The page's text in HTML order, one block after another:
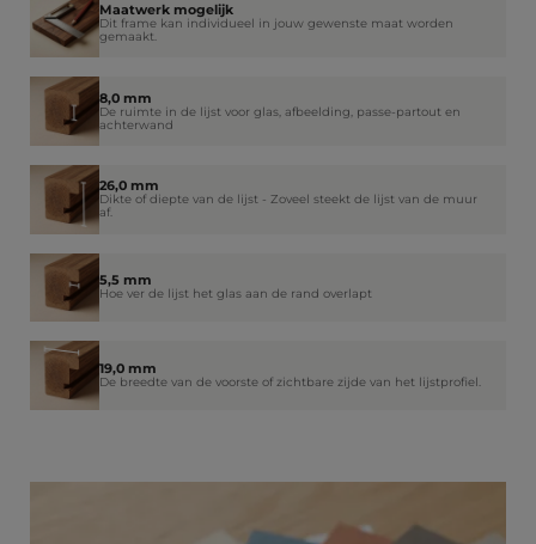
Maatwerk mogelijk
Dit frame kan individueel in jouw gewenste maat worden
gemaakt.
8,0 mm
De ruimte in de lijst voor glas, afbeelding, passe-partout en
achterwand
26,0 mm
Dikte of diepte van de lijst - Zoveel steekt de lijst van de muur
af.
5,5 mm
Hoe ver de lijst het glas aan de rand overlapt
19,0 mm
De breedte van de voorste of zichtbare zijde van het lijstprofiel.